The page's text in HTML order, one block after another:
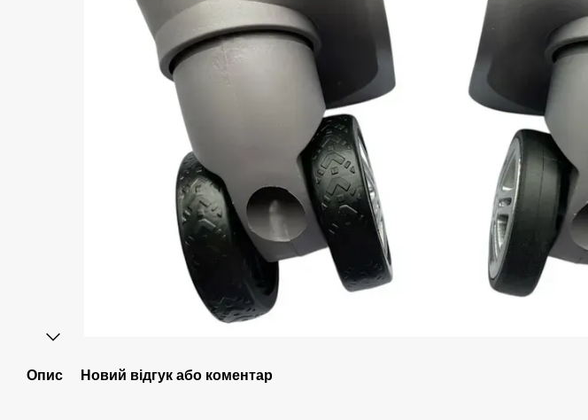
Опис Новий відгук або коментар